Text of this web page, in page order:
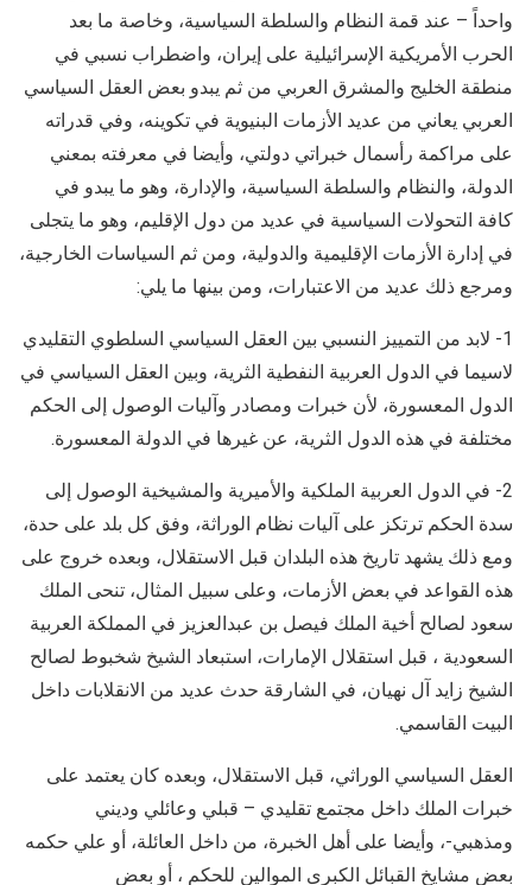
واحداً – عند قمة النظام والسلطة السياسية، وخاصة ما بعد
الحرب الأمريكية الإسرائيلية على إيران، واضطراب نسبي في
منطقة الخليج والمشرق العربي من ثم يبدو بعض العقل السياسي
العربي يعاني من عديد الأزمات البنيوية في تكوينه، وفي قدراته
على مراكمة رأسمال خبراتي دولتي، وأيضا في معرفته بمعني
الدولة، والنظام والسلطة السياسية، والإدارة، وهو ما يبدو في
كافة التحولات السياسية في عديد من دول الإقليم، وهو ما يتجلى
في إدارة الأزمات الإقليمية والدولية، ومن ثم السياسات الخارجية،
ومرجع ذلك عديد من الاعتبارات، ومن بينها ما يلي:
1- لابد من التمييز النسبي بين العقل السياسي السلطوي التقليدي
لاسيما في الدول العربية النفطية الثرية، وبين العقل السياسي في
الدول المعسورة، لأن خبرات ومصادر وآليات الوصول إلى الحكم
مختلفة في هذه الدول الثرية، عن غيرها في الدولة المعسورة.
2- في الدول العربية الملكية والأميرية والمشيخية الوصول إلى
سدة الحكم ترتكز على آليات نظام الوراثة، وفق كل بلد على حدة،
ومع ذلك يشهد تاريخ هذه البلدان قبل الاستقلال، وبعده خروج على
هذه القواعد في بعض الأزمات، وعلى سبيل المثال، تنحى الملك
سعود لصالح أخية الملك فيصل بن عبدالعزيز في المملكة العربية
السعودية ، قبل استقلال الإمارات، استبعاد الشيخ شخبوط لصالح
الشيخ زايد آل نهيان، في الشارقة حدث عديد من الانقلابات داخل
البيت القاسمي.
العقل السياسي الوراثي، قبل الاستقلال، وبعده كان يعتمد على
خبرات الملك داخل مجتمع تقليدي – قبلي وعائلي وديني
ومذهبي-، وأيضا على أهل الخبرة، من داخل العائلة، أو علي حكمه
بعض مشايخ القبائل الكبرى الموالين للحكم ، أو بعض